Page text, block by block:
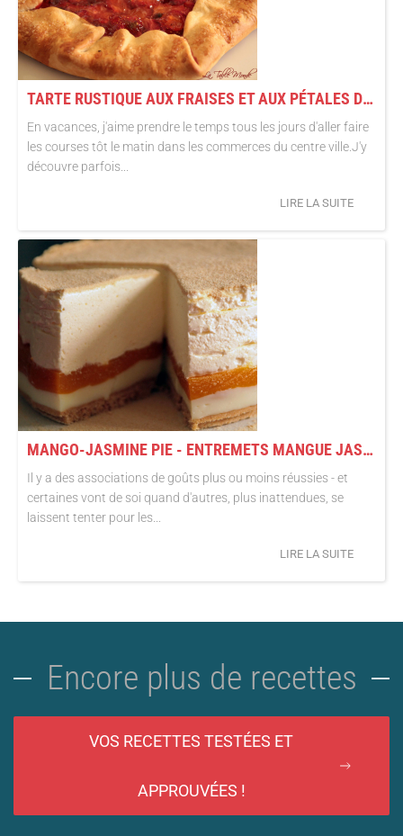
TARTE RUSTIQUE AUX FRAISES ET AUX PÉTALES DE VIOLETTES
En vacances, j'aime prendre le temps tous les jours d'aller faire
les courses tôt le matin dans les commerces du centre ville.J'y
découvre parfois...
LIRE LA SUITE
MANGO-JASMINE PIE - ENTREMETS MANGUE JASMIN (FAÇON BANOFFEE PIE)
Il y a des associations de goûts plus ou moins réussies - et
certaines vont de soi quand d'autres, plus inattendues, se
laissent tenter pour les...
LIRE LA SUITE
Encore plus de recettes
VOS RECETTES TESTÉES ET
APPROUVÉES !